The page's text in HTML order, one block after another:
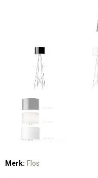
Merk: Flos